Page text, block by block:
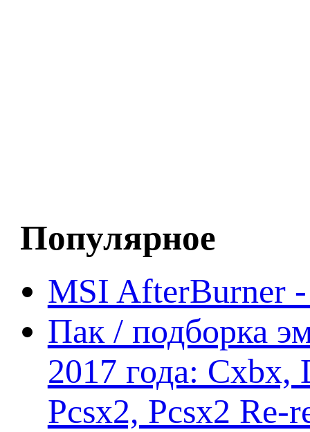
Популярное
MSI AfterBurner
Пак / подборка
2017 года:
Pcsx2, Pcsx2